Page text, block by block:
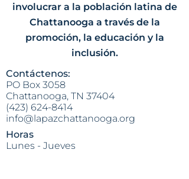
involucrar a la población latina de
Chattanooga a través de la
promoción, la educación y la
inclusión.
Contáctenos:
PO Box 3058
Chattanooga, TN 37404
(423) 624-8414
info@lapazchattanooga.org
Horas
Lunes - Jueves